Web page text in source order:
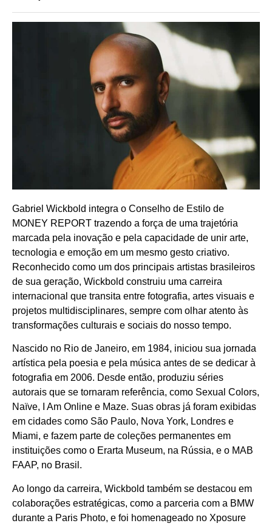
Gabriel Wickbold integra o Conselho de Estilo de
MONEY REPORT trazendo a força de uma trajetória
marcada pela inovação e pela capacidade de unir arte,
tecnologia e emoção em um mesmo gesto criativo.
Reconhecido como um dos principais artistas brasileiros
de sua geração, Wickbold construiu uma carreira
internacional que transita entre fotografia, artes visuais e
projetos multidisciplinares, sempre com olhar atento às
transformações culturais e sociais do nosso tempo.
Nascido no Rio de Janeiro, em 1984, iniciou sua jornada
artística pela poesia e pela música antes de se dedicar à
fotografia em 2006. Desde então, produziu séries
autorais que se tornaram referência, como Sexual Colors,
Naïve, I Am Online e Maze. Suas obras já foram exibidas
em cidades como São Paulo, Nova York, Londres e
Miami, e fazem parte de coleções permanentes em
instituições como o Erarta Museum, na Rússia, e o MAB
FAAP, no Brasil.
Ao longo da carreira, Wickbold também se destacou em
colaborações estratégicas, como a parceria com a BMW
durante a Paris Photo, e foi homenageado no Xposure